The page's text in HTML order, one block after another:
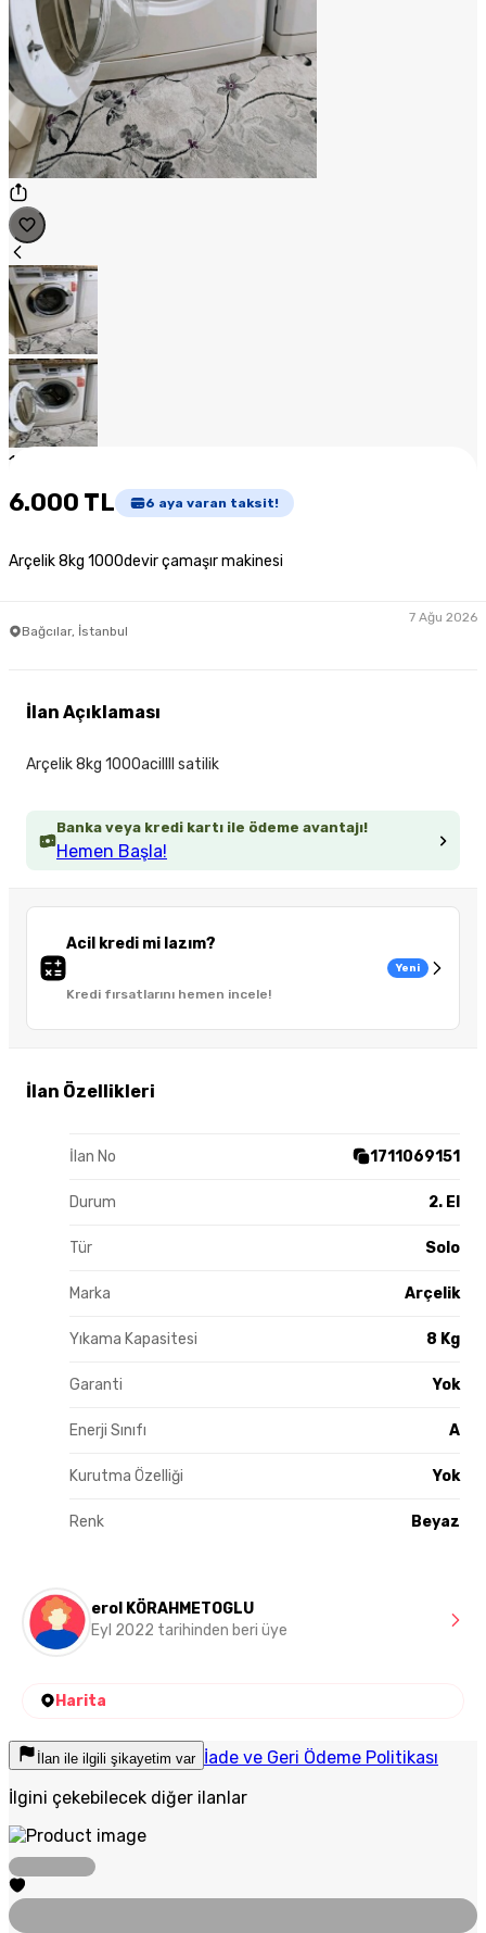
1
6.000 TL 6 aya varan taksit!
Arçelik 8kg 1000devir çamaşır makinesi
Bağcılar, İstanbul
7 Ağu 2026
Banka veya kredi kartı ile ödeme avantajı!
Hemen Başla!
Acil kredi mi lazım?
Kredi fırsatlarını hemen incele!
Yeni
İlan Özellikleri
İlan No 1711069151
Durum 2. El
Tür Solo
Marka Arçelik
Yıkama Kapasitesi 8 Kg
Garanti Yok
Enerji Sınıfı A
Kurutma Özelliği Yok
Renk Beyaz
İlan Açıklaması
Arçelik 8kg 1000acillll satilik
erol KÖRAHMETOGLU
Eyl 2022 tarihinden beri üye
Harita
İlan ile ilgili şikayetim var İade ve Geri Ödeme Politikası
İlgini çekebilecek diğer ilanlar